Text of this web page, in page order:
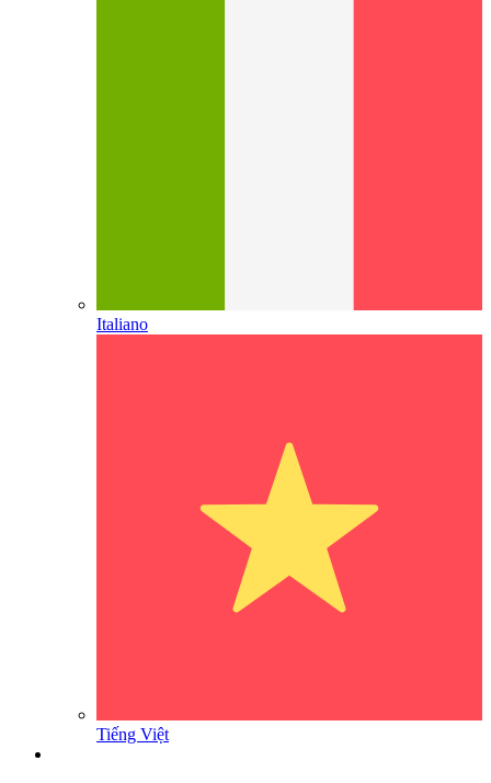
Italiano
Tiếng Việt